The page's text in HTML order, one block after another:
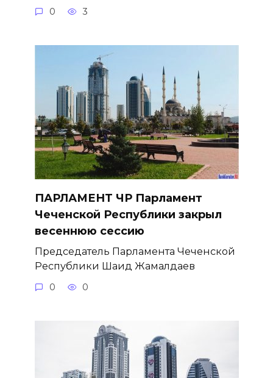
0 3
ПАРЛАМЕНТ ЧР Парламент
Чеченской Республики закрыл
весеннюю сессию
Председатель Парламента Чеченской
Республики Шаид Жамалдаев
0 0